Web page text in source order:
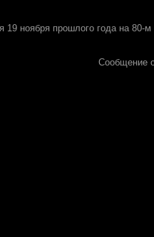
ноября прошлого года на 80-
Сообщение